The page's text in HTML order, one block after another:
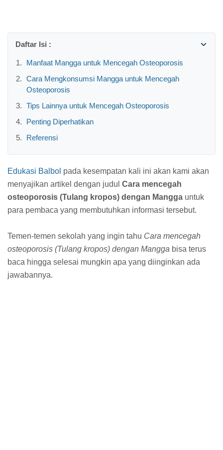
Manfaat Mangga untuk Mencegah Osteoporosis
Cara Mengkonsumsi Mangga untuk Mencegah
Osteoporosis
Tips Lainnya untuk Mencegah Osteoporosis
Penting Diperhatikan
Referensi
Edukasi Balbol pada kesempatan kali ini akan kami akan
menyajikan artikel dengan judul Cara mencegah
osteoporosis (Tulang kropos) dengan Mangga untuk
para pembaca yang membutuhkan informasi tersebut.
Temen-temen sekolah yang ingin tahu Cara mencegah
osteoporosis (Tulang kropos) dengan Mangga bisa terus
baca hingga selesai mungkin apa yang diinginkan ada
jawabannya.